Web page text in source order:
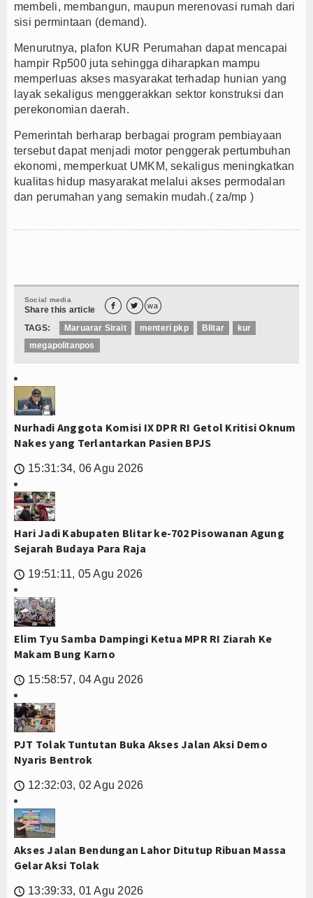
membeli, membangun, maupun merenovasi rumah dari
sisi permintaan (demand).
Menurutnya, plafon KUR Perumahan dapat mencapai
hampir Rp500 juta sehingga diharapkan mampu
memperluas akses masyarakat terhadap hunian yang
layak sekaligus menggerakkan sektor konstruksi dan
perekonomian daerah.
Pemerintah berharap berbagai program pembiayaan
tersebut dapat menjadi motor penggerak pertumbuhan
ekonomi, memperkuat UMKM, sekaligus meningkatkan
kualitas hidup masyarakat melalui akses permodalan
dan perumahan yang semakin mudah.( za/mp )
Social media
Share this article   wa
TAGS: Maruarar Sirait menteri pkp Blitar
kur
megapolitanpos
Nurhadi Anggota Komisi IX DPR RI Getol Kritisi Oknum
Nakes yang Terlantarkan Pasien BPJS
🕔 15:31:34, 06 Agu 2026
Hari Jadi Kabupaten Blitar ke-702 Pisowanan Agung
Sejarah Budaya Para Raja
🕔 19:51:11, 05 Agu 2026
Elim Tyu Samba Dampingi Ketua MPR RI Ziarah Ke
Makam Bung Karno
🕔 15:58:57, 04 Agu 2026
PJT Tolak Tuntutan Buka Akses Jalan Aksi Demo
Nyaris Bentrok
🕔 12:32:03, 02 Agu 2026
Akses Jalan Bendungan Lahor Ditutup Ribuan Massa
Gelar Aksi Tolak
🕔 13:39:33, 01 Agu 2026